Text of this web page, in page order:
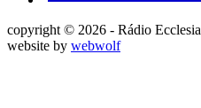
copyright © 2026 - Rádio Ecclesia
website by webwolf